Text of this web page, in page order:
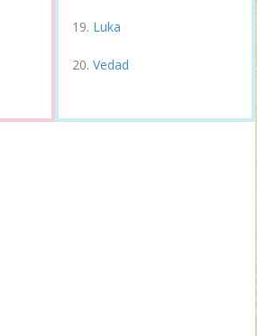
Luka
Vedad